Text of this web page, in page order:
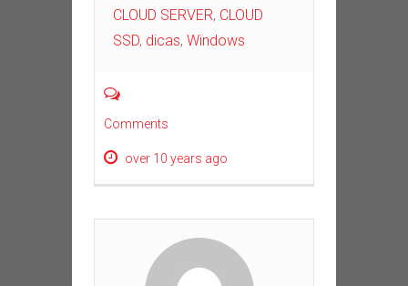
CLOUD SERVER, CLOUD
SSD, dicas, Windows
Comments
over 10 years ago